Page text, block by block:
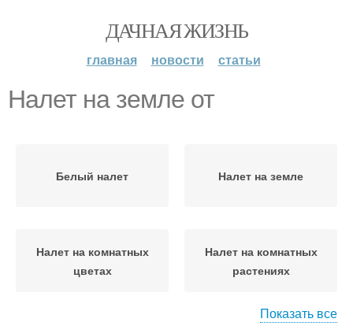
ДАЧНАЯ ЖИЗНЬ
главная новости статьи
Налет на земле от
Белый налет Налет на земле
Налет на комнатных
цветах
Налет на комнатных
растениях
Показать все